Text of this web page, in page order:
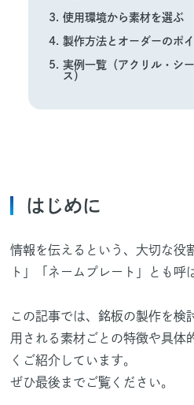
使用環境から素材を選ぶ
製作方法とオーダーのポ
実例一覧（アクリル・シ
ス）
はじめに
情報を伝えるという、大切な役
ト」「ネームプレート」とも呼
この記事では、銘板の製作を検
用される素材ごとの特徴や具体
くご紹介しています。
ぜひ最後までご覧ください。